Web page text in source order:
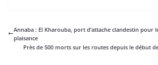
Annaba : El Kharouba, port d’attache clandestin pour
plaisance
Près de 500 morts sur les routes depuis le début de